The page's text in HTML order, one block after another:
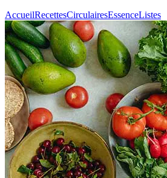
AccueilRecettesCirculairesEssenceListes